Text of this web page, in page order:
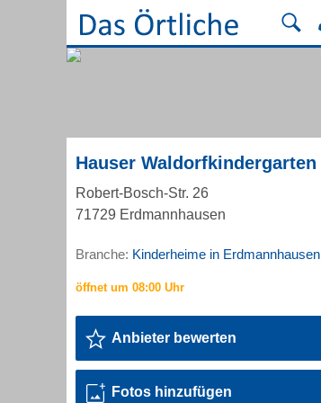
Hauser Waldorfkindergarten
Robert-Bosch-Str. 26
71729 Erdmannhausen
Branche: Kinderheime in Erdmannhausen
Anbieter bewerten
Fotos hinzufügen